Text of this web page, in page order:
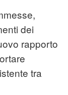
dei
rapporto
tra